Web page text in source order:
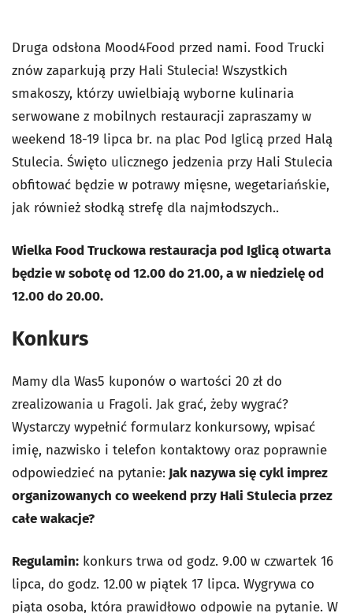
Druga odsłona Mood4Food przed nami. Food Trucki
znów zaparkują przy Hali Stulecia! Wszystkich
smakoszy, którzy uwielbiają wyborne kulinaria
serwowane z mobilnych restauracji zapraszamy w
weekend 18-19 lipca br. na plac Pod Iglicą przed Halą
Stulecia. Święto ulicznego jedzenia przy Hali Stulecia
obfitować będzie w potrawy mięsne, wegetariańskie,
jak również słodką strefę dla najmłodszych..
Wielka Food Truckowa restauracja pod Iglicą otwarta
będzie w sobotę od 12.00 do 21.00, a w niedzielę od
12.00 do 20.00.
Konkurs
Mamy dla Was5 kuponów o wartości 20 zł do
zrealizowania u Fragoli. Jak grać, żeby wygrać?
Wystarczy wypełnić formularz konkursowy, wpisać
imię, nazwisko i telefon kontaktowy oraz poprawnie
odpowiedzieć na pytanie: Jak nazywa się cykl imprez
organizowanych co weekend przy Hali Stulecia przez
całe wakacje?
Regulamin: konkurs trwa od godz. 9.00 w czwartek 16
lipca, do godz. 12.00 w piątek 17 lipca. Wygrywa co
piąta osoba, która prawidłowo odpowie na pytanie. W